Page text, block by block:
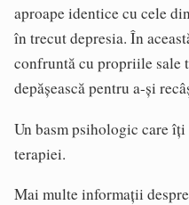
aproape identice cu cele
în trecut depresia. În
confruntă cu propriile sale
depășească pentru a-și
Un basm psihologic care
terapiei.
Mai multe informații